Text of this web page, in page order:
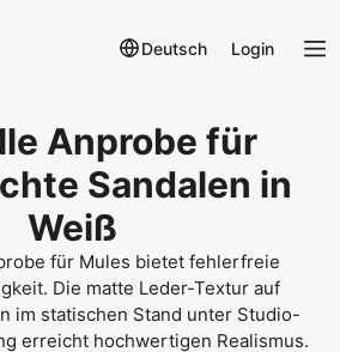
Deutsch Login
Anprobe für
Sandalen in
Weiß
für Mules bietet fehlerfreie
Die matte Leder-Textur auf
im statischen Stand unter Studio-
erreicht hochwertigen Realismus.